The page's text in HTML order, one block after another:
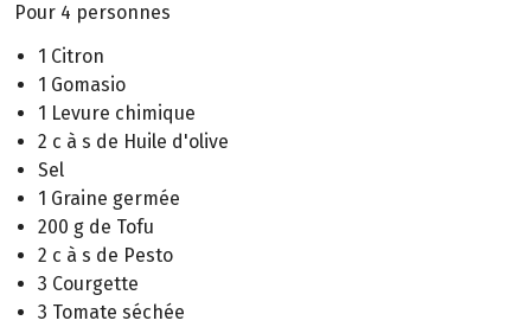
Pour 4 personnes
1 Citron
1 Gomasio
1 Levure chimique
2 c à s de Huile d'olive
Sel
1 Graine germée
200 g de Tofu
2 c à s de Pesto
3 Courgette
3 Tomate séchée